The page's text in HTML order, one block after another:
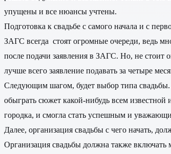
упущены и все нюансы учтены.
Подготовка к свадьбе с самого начала и с
ЗАГС всегда стоят огромные очереди, ведь
после подачи заявления в ЗАГС. Но, не стоит
лучше всего заявление подавать за четыре
Следующим шагом, будет выбор типа
обыграть сюжет какой-нибудь всем
городка, и смогла стать успешным и
Далее, организация свадьбы с чего начать,
Организация свадьбы должна также